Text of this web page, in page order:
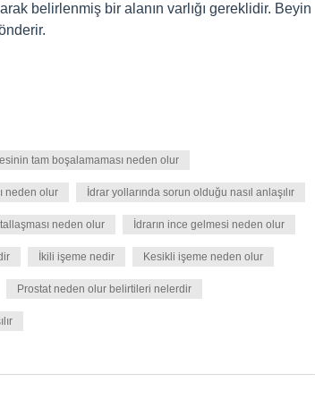
belirlenmiş bir alanın varlığı gereklidir. Beyin
tam boşalamaması neden olur
neden olur İdrar yollarında sorun olduğu nasıl anlaşılır
neden olur İdrarın ince gelmesi neden olur
İkili işeme nedir Kesikli işeme neden olur
Prostat neden olur belirtileri nelerdir